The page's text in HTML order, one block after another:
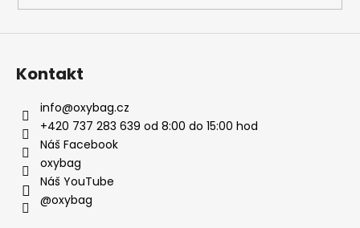
Kontakt
info@oxybag.cz
+420 737 283 639 od 8:00 do 15:00 hod
Náš Facebook
oxybag
Náš YouTube
@oxybag